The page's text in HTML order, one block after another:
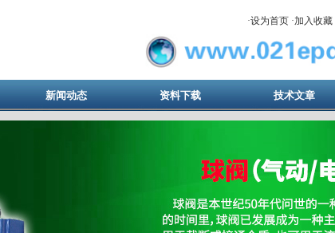
·设为首页 ·加入收藏
新闻动态 资料下载 技术文章